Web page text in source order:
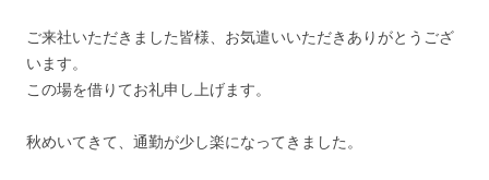
ご来社いただきました皆様、お気遣いいただきありがとうござ
います。
この場を借りてお礼申し上げます。
秋めいてきて、通勤が少し楽になってきました。